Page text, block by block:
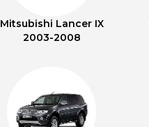
Mitsubishi Lancer IX
2003-2008